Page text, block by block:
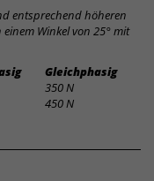
entsprechend höheren
Winkel von 25° mit
Gleichphasig
350 N
450 N